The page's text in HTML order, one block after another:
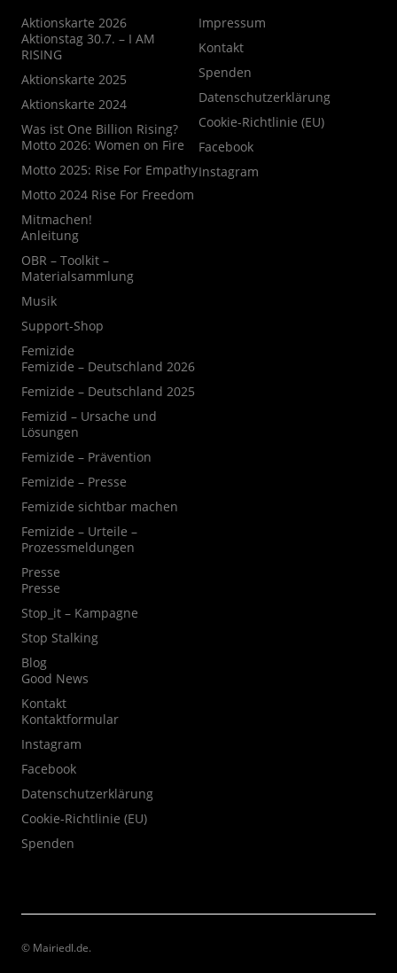
Aktionskarte 2026
Aktionstag 30.7. – I AM
RISING
Aktionskarte 2025
Aktionskarte 2024
Was ist One Billion Rising?
Motto 2026: Women on Fire
Motto 2025: Rise For Empathy
Motto 2024 Rise For Freedom
Mitmachen!
Anleitung
OBR – Toolkit –
Materialsammlung
Musik
Support-Shop
Femizide
Femizide – Deutschland 2026
Femizide – Deutschland 2025
Femizid – Ursache und
Lösungen
Femizide – Prävention
Femizide – Presse
Femizide sichtbar machen
Femizide – Urteile –
Prozessmeldungen
Presse
Presse
Stop_it – Kampagne
Stop Stalking
Blog
Good News
Kontakt
Kontaktformular
Instagram
Facebook
Datenschutzerklärung
Cookie-Richtlinie (EU)
Spenden
Impressum
Kontakt
Spenden
Datenschutzerklärung
Cookie-Richtlinie (EU)
Facebook
Instagram
© Mairiedl.de